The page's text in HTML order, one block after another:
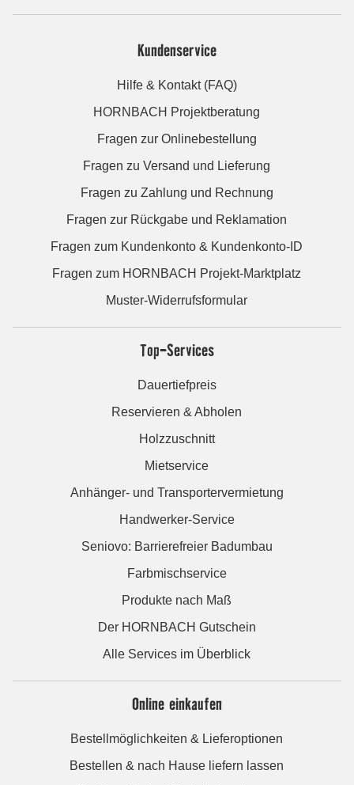
Kundenservice
Hilfe & Kontakt (FAQ)
HORNBACH Projektberatung
Fragen zur Onlinebestellung
Fragen zu Versand und Lieferung
Fragen zu Zahlung und Rechnung
Fragen zur Rückgabe und Reklamation
Fragen zum Kundenkonto & Kundenkonto-ID
Fragen zum HORNBACH Projekt-Marktplatz
Muster-Widerrufsformular
Top-Services
Dauertiefpreis
Reservieren & Abholen
Holzzuschnitt
Mietservice
Anhänger- und Transportervermietung
Handwerker-Service
Seniovo: Barrierefreier Badumbau
Farbmischservice
Produkte nach Maß
Der HORNBACH Gutschein
Alle Services im Überblick
Online einkaufen
Bestellmöglichkeiten & Lieferoptionen
Bestellen & nach Hause liefern lassen